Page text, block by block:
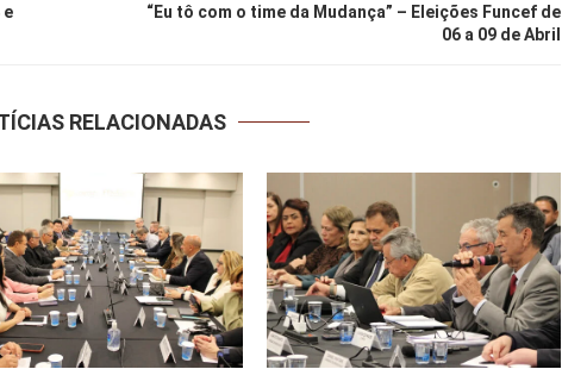
e
“Eu tô com o time da Mudança” – Eleições Funcef de
06 a 09 de Abril
RELACIONADAS